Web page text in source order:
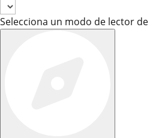
Selecciona un modo de lector